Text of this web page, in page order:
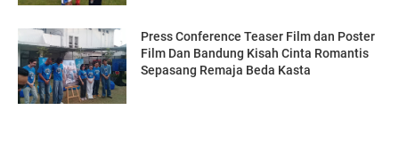
Press Conference Teaser Film dan Poster
Film Dan Bandung Kisah Cinta Romantis
Sepasang Remaja Beda Kasta